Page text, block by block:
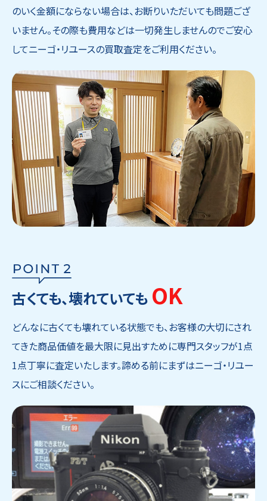
のいく金額にならない場合は、お断りいただいても問題ござ
いません。その際も費用などは一切発生しませんのでご安心
してニーゴ・リユースの買取査定をご利用ください。
古くても、壊れていても OK
どんなに古くても壊れている状態でも、お客様の大切にされ
てきた商品価値を最大限に見出すために専門スタッフが1点
1点丁寧に査定いたします。諦める前にまずはニーゴ・リユー
スにご相談ください。